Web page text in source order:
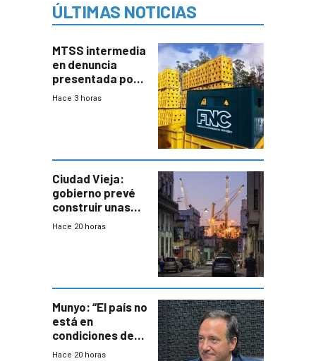
ÚLTIMAS NOTICIAS
MTSS intermedia
en denuncia
presentada por
FNC contra
Hace 3 horas
Ciudad Vieja:
gobierno prevé
construir unas
mil viviendas en
Hace 20 horas
Munyo: “El país no
está en
condiciones de
enfrentar una
Hace 20 horas